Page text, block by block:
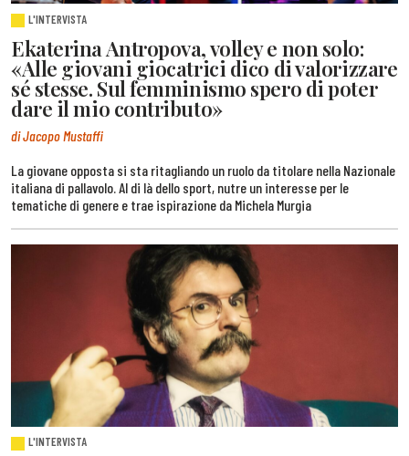
L'INTERVISTA
Ekaterina Antropova, volley e non solo:
«Alle giovani giocatrici dico di valorizzare
sé stesse. Sul femminismo spero di poter
dare il mio contributo»
di Jacopo Mustaffi
La giovane opposta si sta ritagliando un ruolo da titolare nella Nazionale
italiana di pallavolo. Al di là dello sport, nutre un interesse per le
tematiche di genere e trae ispirazione da Michela Murgia
L'INTERVISTA